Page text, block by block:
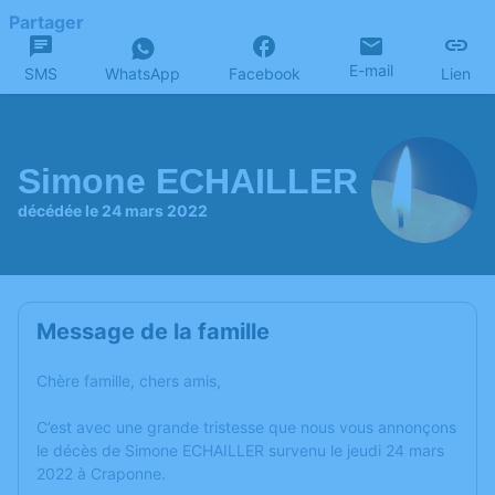
Partager
SMS WhatsApp Facebook E-mail Lien
Simone ECHAILLER
décédée le 24 mars 2022
Message de la famille
Chère famille, chers amis,
C’est avec une grande tristesse que nous vous annonçons
le décès de Simone ECHAILLER survenu le jeudi 24 mars
2022 à Craponne.